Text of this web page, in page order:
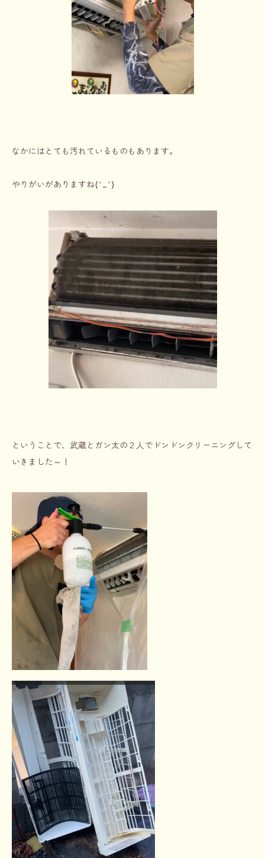
なかにはとても汚れているものもあります。
やりがいがありますね(^_^)
ということで、武蔵とガン太の２人でドンドンクリーニングして
いきました～！